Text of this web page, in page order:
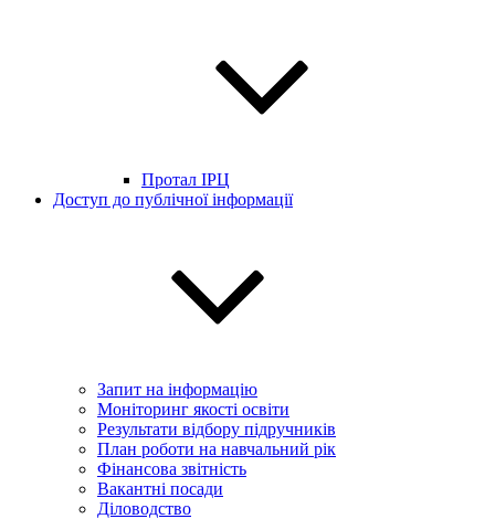
Протал ІРЦ
Доступ до публічної інформації
Запит на інформацію
Моніторинг якості освіти
Результати відбору підручників
План роботи на навчальний рік
Фінансова звітність
Вакантні посади
Діловодство